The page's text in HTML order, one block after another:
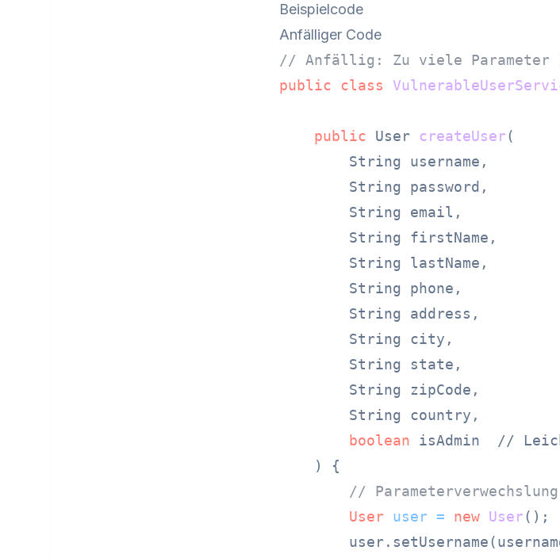
Beispielcode
Anfälliger Code
// Anfällig: Zu viele Parameter
public
class
public User createUser(
        String username,
        String password,
        String email,
        String firstName,
        String lastName,
        String phone,
        String address,
        String city,
        String state,
        String zipCode,
        String country,
boolean isAdmin  //
    )
{
//
User
user = new User();